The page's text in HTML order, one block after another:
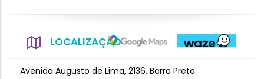
LOCALIZAÇÃO
Avenida Augusto de Lima, 2136, Barro Preto.